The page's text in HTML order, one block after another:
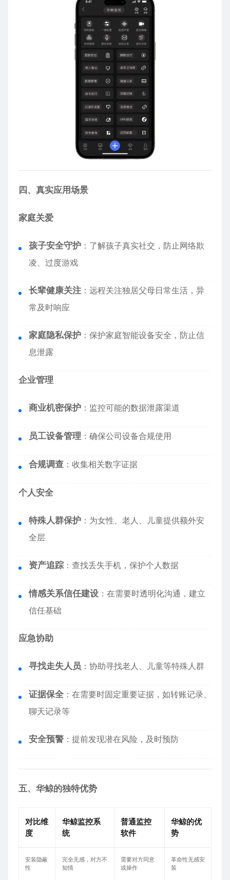
四、真实应用场景
家庭关爱
孩子安全守护 ：了解孩子真实社交，防止网络欺
凌、过度游戏
长辈健康关注 ：远程关注独居父母日常生活，异
常及时响应
家庭隐私保护 ：保护家庭智能设备安全，防止信
息泄露
企业管理
商业机密保护 ：监控可能的数据泄露渠道
员工设备管理 ：确保公司设备合规使用
合规调查 ：收集相关数字证据
个人安全
特殊人群保护 ：为女性、老人、儿童提供额外安
全层
资产追踪 ：查找丢失手机，保护个人数据
情感关系信任建设 ：在需要时透明化沟通，建立
信任基础
应急协助
寻找走失人员 ：协助寻找老人、儿童等特殊人群
证据保全 ：在需要时固定重要证据，如转账记录、
聊天记录等
安全预警 ：提前发现潜在风险，及时预防
五、华鲸的独特优势
对比维
度
华鲸监控系
统
普通监控
软件
华鲸的优
势
安装隐蔽
性
完全无感，对方不
知情
需要对方同意
或操作
革命性无感安
装